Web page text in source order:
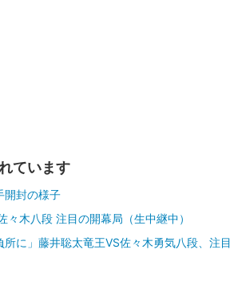
ています
開封の様子
々木八段 注目の開幕局（生中継中）
所に」藤井聡太竜王VS佐々木勇気八段、注